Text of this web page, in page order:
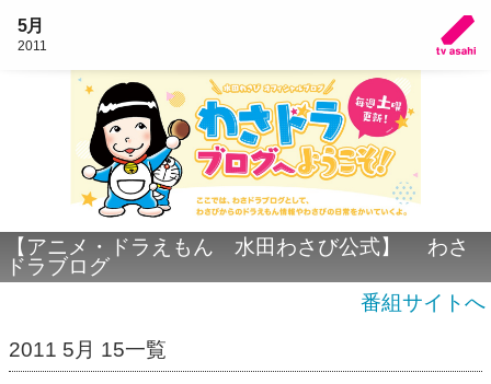
5月
2011
【アニメ・ドラえもん 水田わさび公式】 わさ
ドラブログ
番組サイトへ
2011 5月 15一覧